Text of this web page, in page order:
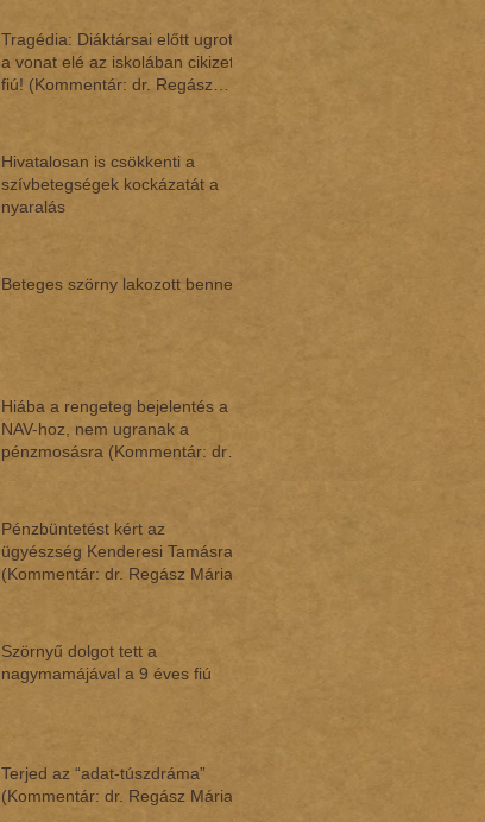
Tragédia: Diáktársai előtt ugrott
a vonat elé az iskolában cikizett
fiú! (Kommentár: dr. Regász
Hivatalosan is csökkenti a
szívbetegségek kockázatát a
nyaralás
Beteges szörny lakozott benne
Hiába a rengeteg bejelentés a
NAV-hoz, nem ugranak a
pénzmosásra (Kommentár: dr.
Pénzbüntetést kért az
ügyészség Kenderesi Tamásra
(Kommentár: dr. Regász Mária)
Szörnyű dolgot tett a
nagymamájával a 9 éves fiú
Terjed az “adat-túszdráma”
(Kommentár: dr. Regász Mária)